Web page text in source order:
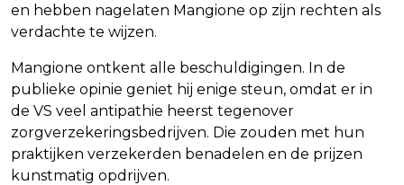
en hebben nagelaten Mangione op zijn rechten als
verdachte te wijzen.
Mangione ontkent alle beschuldigingen. In de
publieke opinie geniet hij enige steun, omdat er in
de VS veel antipathie heerst tegenover
zorgverzekeringsbedrijven. Die zouden met hun
praktijken verzekerden benadelen en de prijzen
kunstmatig opdrijven.